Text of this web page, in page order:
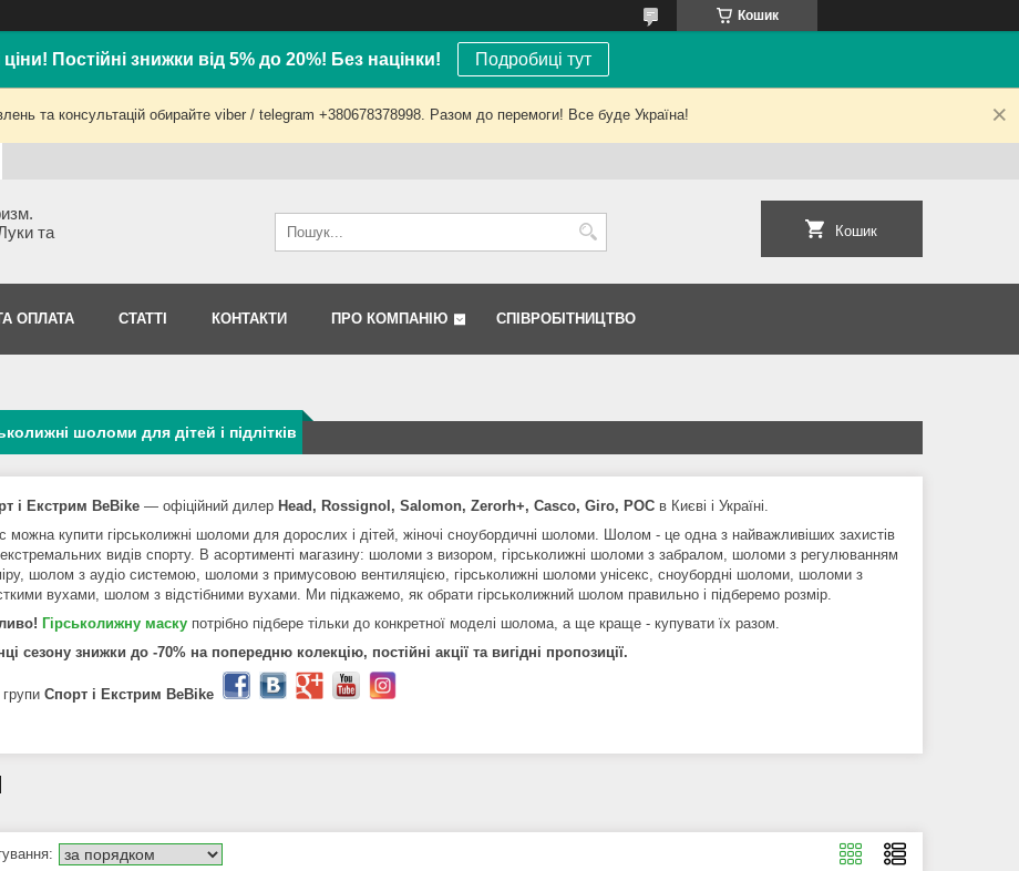
Кошик
Постійні знижки від 5% до 20%! Без націнки! Подробиці тут
та консультацій обирайте viber / telegram +380678378998. Разом до перемоги! Все буде Україна!
та
Кошик
ОПЛАТА СТАТТІ КОНТАКТИ ПРО КОМПАНІЮ СПІВРОБІТНИЦТВО
шоломи для дітей і підлітків
і Екстрим BeBike ― офіційний дилер Head, Rossignol, Salomon, Zerorh+, Casco, Giro, POC в Києві і Україні.
можна купити гірськолижні шоломи для дорослих і дітей, жіночі сноубордичні шоломи. Шолом - це одна з найважливіших захистів
видів спорту. В асортименті магазину: шоломи з визором, гірськолижні шоломи з забралом, шоломи з регулюванням
шолом з аудіо системою, шоломи з примусовою вентиляцією, гірськолижні шоломи унісекс, сноубордні шоломи, шоломи з
вухами, шолом з відстібними вухами. Ми підкажемо, як обрати гірськолижний шолом правильно і підберемо розмір.
Гірськолижну маску потрібно підбере тільки до конкретної моделі шолома, а ще краще - купувати їх разом.
сезону знижки до -70% на попередню колекцію, постійні акції та вигідні пропозиції.
групи Спорт і Екстрим BeBike